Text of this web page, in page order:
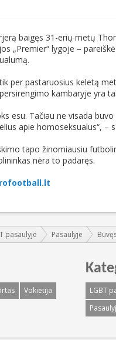
baigęs 31-erių metų
„Premier“ lygoje –
per pastaruosius keletą
kambaryje yra
esu. Tačiau ne visada
apie homoseksualus“, –
tapo žinomiausiu
nėra to padaręs.
pasaulyje Pasaulyje
Vokietija LGBT